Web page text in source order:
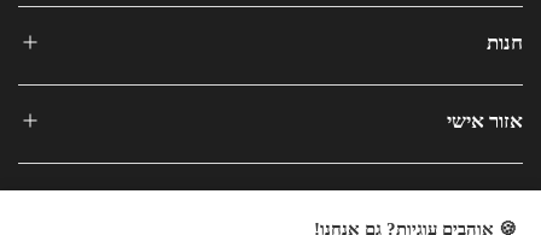
חנות
אזור אישי
🍪 אוהבים עוגיות? גם אנחנו!